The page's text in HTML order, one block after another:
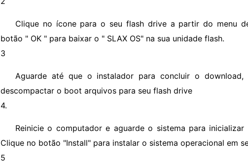
Clique no ícone para o seu flash drive a partir do menu
botão " OK " para baixar o " SLAX OS" na sua unidade flash.
3
Aguarde até que o instalador para concluir o
descompactar o boot arquivos para seu flash drive
4.
Reinicie o computador e aguarde o sistema para
Clique no botão "Install" para instalar o sistema operacional em
5